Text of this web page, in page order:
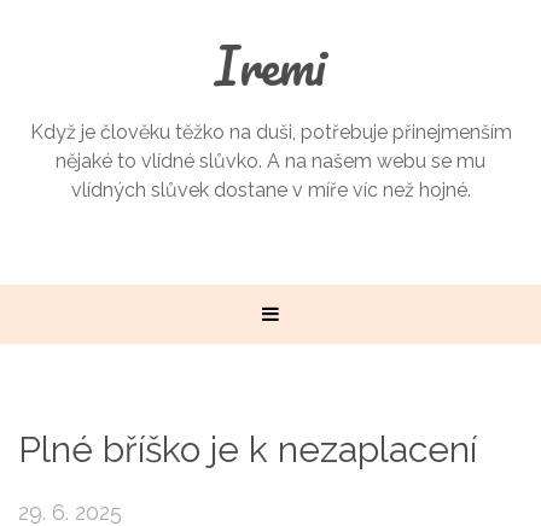
Iremi
Když je člověku těžko na duši, potřebuje přinejmenším
nějaké to vlídné slůvko. A na našem webu se mu
vlídných slůvek dostane v míře víc než hojné.
Plné bříško je k nezaplacení
29. 6. 2025